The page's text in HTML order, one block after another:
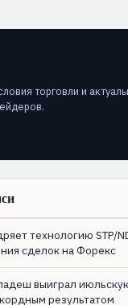
торговли и
технологию STP/
сделок на Форекс
выиграл
результатом